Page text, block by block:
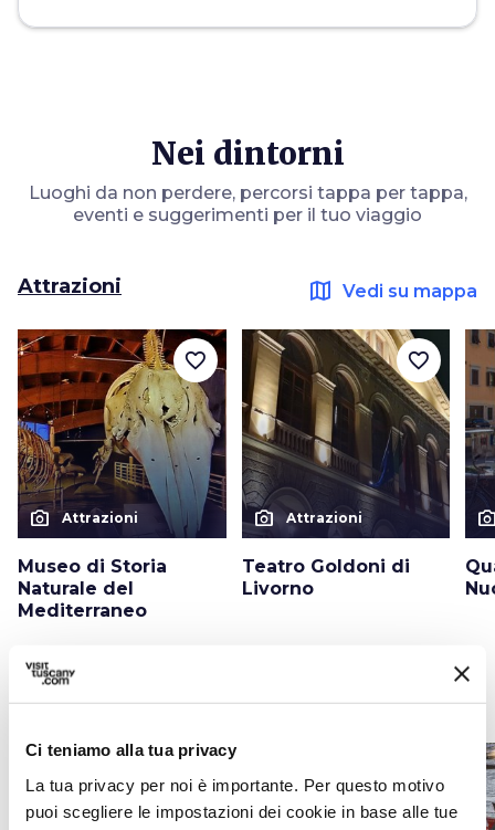
Ci teniamo alla tua privacy
La tua privacy per noi è importante. Per questo motivo
puoi scegliere le impostazioni dei cookie in base alle tue
Nei dintorni
Luoghi da non perdere, percorsi tappa per tappa,
eventi e suggerimenti per il tuo viaggio
Attrazioni map Vedi su mappa
photo_camera Attrazioni
Museo di Storia
Naturale del
Mediterraneo
favorite_border
photo_camera Attrazioni
Teatro Goldoni di
Livorno
favorite_border
Eventi map Vedi su mappa